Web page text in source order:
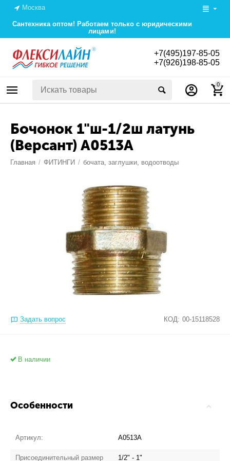
Москва
Сантехника оптом! Работаем только с юридическими
лицами!
+7(495)197-85-05
+7(926)198-85-05
0
Бочонок 1"ш-1/2ш латунь
(Версант) А0513А
Главная / ФИТИНГИ / бочата, заглушки, водоотводы
Задать вопрос КОД: 00-15118528
В наличии
Особенности
Артикул: А0513А
Присоединительный размер 1/2" - 1"